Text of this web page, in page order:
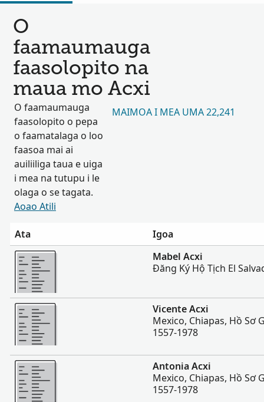
O
faamaumauga
faasolopito na
maua mo Acxi
O faamaumauga
faasolopito o pepa
o faamatalaga o loo
faasoa mai ai
auiliiliga taua e uiga
i mea na tutupu i le
olaga o se tagata.
Aoao Atili
MAIMOA I MEA UMA 22,241
Ata
Igoa
Sili atu
Mabel Acxi
Đăng Ký Hộ Tịch El
Sili atu
Vicente Acxi
Mexico, Chiapas, Hồ Sơ
1557-1978
Sili atu
Antonia Acxi
Mexico, Chiapas, Hồ Sơ
1557-1978